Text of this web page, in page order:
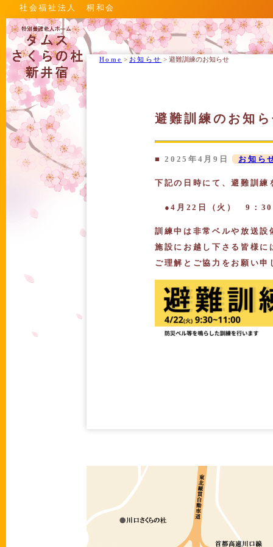
社会福祉法人 桐和会
Home > お知らせ >避難訓練のお知らせ
避難訓練のお知
■2025年4月9日 お知ら
下記の日時にて、避難訓練
●4月22日（火） 9：30
訓練中は非常ベルや放送
施設にお越し下さる皆様
ご理解とご協力をお願い申